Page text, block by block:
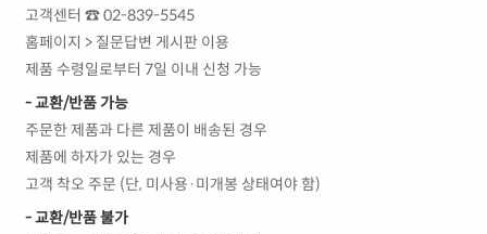
고객센터 ☎ 02-839-5545
홈페이지 > 질문답변 게시판 이용
제품 수령일로부터 7일 이내 신청 가능
- 교환/반품 가능
주문한 제품과 다른 제품이 배송된 경우
제품에 하자가 있는 경우
고객 착오 주문 (단, 미사용·미개봉 상태여야 함)
- 교환/반품 불가